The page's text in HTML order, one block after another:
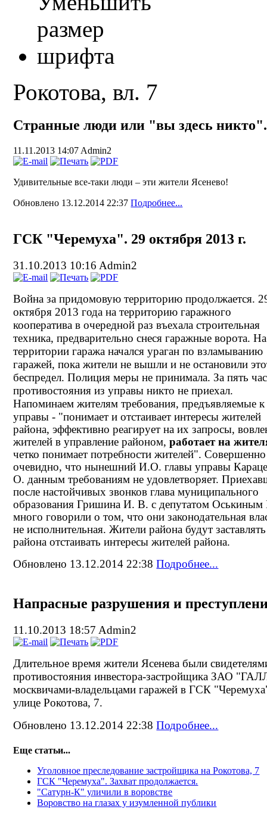
Рокотова, вл. 7
Странные люди или "вы здесь никто".
11.11.2013 14:07 Admin2
Удивительные все-таки люди – эти жители Ясенево!
Обновлено 13.12.2014 22:37Подробнее...
ГСК "Черемуха". 29 октября 2013 г.
31.10.2013 10:16 Admin2
Война за придомовую территорию продолжается.
октября 2013 года на территорию гаражного
кооператива в очередной раз въехала строительная
техника, предварительно снеся гаражные ворота. На
территории гаража начался ураган по взламыванию
гаражей, пока жители не вышли и не остановили
беспредел. Полиция меры не принимала. За пять
противостояния из управы никто не приехал.
Напоминаем жителям требования, предъявляемые к
управы - "понимает и отстаивает интересы жителей
района, эффективно реагирует на их запросы,
жителей в управление районом,работает на
четко понимает потребности жителей". Совершенно
очевидно, что нынешний И.О. главы управы
О. данным требованиям не удовлетворяет.
после настойчивых звонков глава муниципального
образования Гришина И. В. с депутатом
много говорили о том, что они законодательная
не исполнительная. Жители района будут заставлять
района отстаивать интересы жителей района.
Обновлено 13.12.2014 22:38Подробнее...
Напрасные разрушения и
11.10.2013 18:57 Admin2
Длительное время жители Ясенева были
противостояния инвестора-застройщика ЗАО
москвичами-владельцами гаражей в ГСК
улице Рокотова, 7.
Обновлено 13.12.2014 22:38Подробнее...
Еще статьи...
Уголовное преследование застройщика на Рокотова, 7
ГСК "Черемуха". Захват продолжается.
"Сатурн-К" уличили в воровстве
Воровство на глазах у изумленной публики